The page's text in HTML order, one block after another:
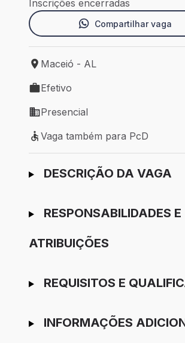
Inscrições encerradas
Compartilhar vaga
Local de trabalho: Maceió - AL
Maceió - AL
Tipo de vaga: Efetivo
Efetivo
Modelo de trabalho: Presencial
Presencial
Vaga também para PcD
Vaga também para PcD
Ir para candidatura
DESCRIÇÃO DA VAGA
RESPONSABILIDADES E
ATRIBUIÇÕES
REQUISITOS E
INFORMAÇÕES